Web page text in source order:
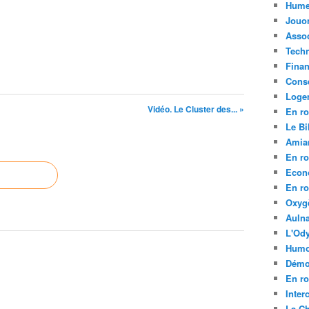
Vidéo. Le Cluster des... »
En
Le
En
En
En